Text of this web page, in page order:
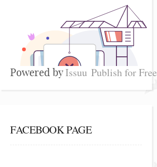
Powered byIssuu Publish for Free
FACEBOOK PAGE